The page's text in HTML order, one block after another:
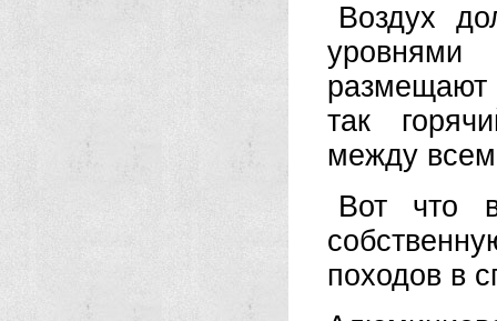
Воздух
так
между
Вот что
походов в